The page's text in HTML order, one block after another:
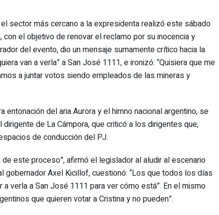
sector más cercano a la expresidenta realizó este sábado
el objetivo de renovar el reclamo por su inocencia y
del evento, dio un mensaje sumamente crítico hacia la
van a verla” a San José 1111, e ironizó: “Quisiera que me
a juntar votos siendo empleados de las mineras y
entonación del aria Aurora y el himno nacional argentino, se
de La Cámpora, que criticó a los dirigentes que,
de conducción del PJ.
este proceso”, afirmó el legislador al aludir al escenario
gobernador Axel Kicillof, cuestionó: “Los que todos los días
verla a San José 1111 para ver cómo está”. En el mismo
que quieren votar a Cristina y no pueden”.